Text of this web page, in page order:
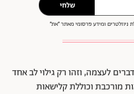
שלחי
ומידע פרסומי מאתר ״את״
לעצמה, וזהו רק גילוי לב אחד
מורכבת וכוללת קלישאות